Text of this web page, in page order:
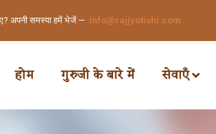
अपनी समस्या हमें भेजें — info@rajjyotishi.com
होम गुरुजी के बारे में सेवाएँ